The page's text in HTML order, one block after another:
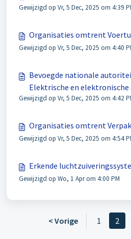
Gewijzigd op Vr, 5 Dec, 2025 om 4:39
Organisaties omtrent
Gewijzigd op Vr, 5 Dec, 2025 om 4:40
Bevoegde nationale
Elektrische en
Gewijzigd op Vr, 5 Dec, 2025 om 4:42
Organisaties omtrent
Gewijzigd op Vr, 5 Dec, 2025 om 4:54
Erkende
Gewijzigd op Wo, 1 Apr om 4:00 PM
< Vorige 1 2